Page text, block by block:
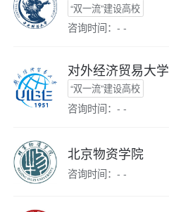
“双一流”建设高校
咨询时间：- -
对外经济贸易大学
“双一流”建设高校
咨询时间：- -
北京物资学院
咨询时间：- -